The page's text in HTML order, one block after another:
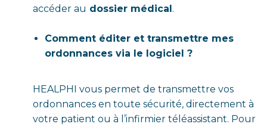
accéder au dossier médical.
Comment éditer et transmettre mes
ordonnances via le logiciel ?
HEALPHI vous permet de transmettre vos
ordonnances en toute sécurité, directement à
votre patient ou à l’infirmier téléassistant. Pour